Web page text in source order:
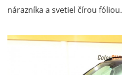
nárazníka a svetiel čírou fóliou.